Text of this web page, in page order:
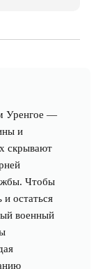
Уренгое —
и
скрывают
Чтобы
и остаться
военный